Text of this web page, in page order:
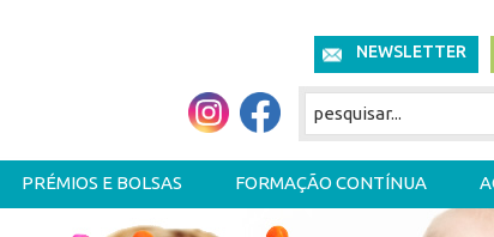
NEWSLETTER
PRÉMIOS E BOLSAS FORMAÇÃO CONTÍNUA